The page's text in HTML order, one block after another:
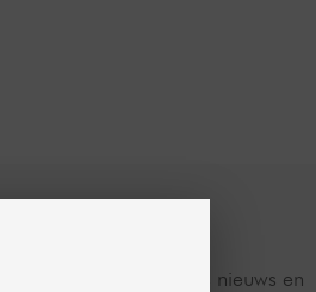
Ontvang ons nieuws en